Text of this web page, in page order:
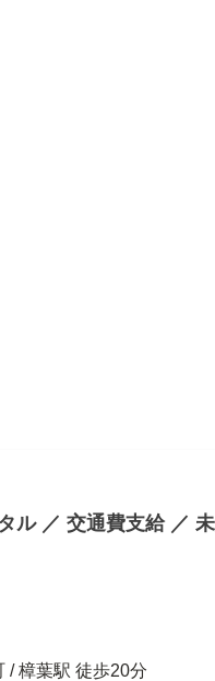
ル ／ 交通費支給 ／
/ 樟葉駅 徒歩20分